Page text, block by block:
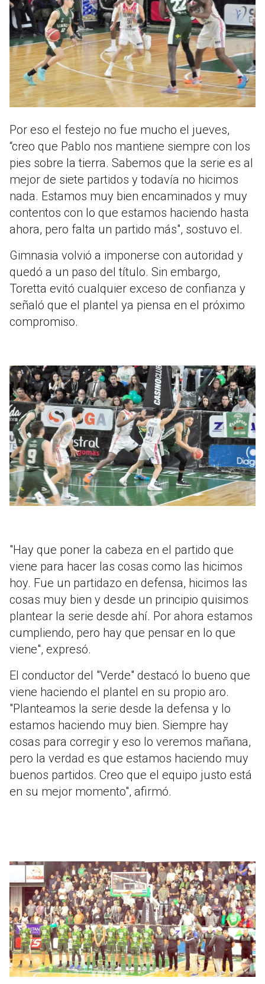
Por eso el festejo no fue mucho el jueves,
“creo que Pablo nos mantiene siempre con los
pies sobre la tierra. Sabemos que la serie es al
mejor de siete partidos y todavía no hicimos
nada. Estamos muy bien encaminados y muy
contentos con lo que estamos haciendo hasta
ahora, pero falta un partido más", sostuvo el.
Gimnasia volvió a imponerse con autoridad y
quedó a un paso del título. Sin embargo,
Toretta evitó cualquier exceso de confianza y
señaló que el plantel ya piensa en el próximo
compromiso.
"Hay que poner la cabeza en el partido que
viene para hacer las cosas como las hicimos
hoy. Fue un partidazo en defensa, hicimos las
cosas muy bien y desde un principio quisimos
plantear la serie desde ahí. Por ahora estamos
cumpliendo, pero hay que pensar en lo que
viene", expresó.
El conductor del "Verde" destacó lo bueno que
viene haciendo el plantel en su propio aro.
"Planteamos la serie desde la defensa y lo
estamos haciendo muy bien. Siempre hay
cosas para corregir y eso lo veremos mañana,
pero la verdad es que estamos haciendo muy
buenos partidos. Creo que el equipo justo está
en su mejor momento", afirmó.